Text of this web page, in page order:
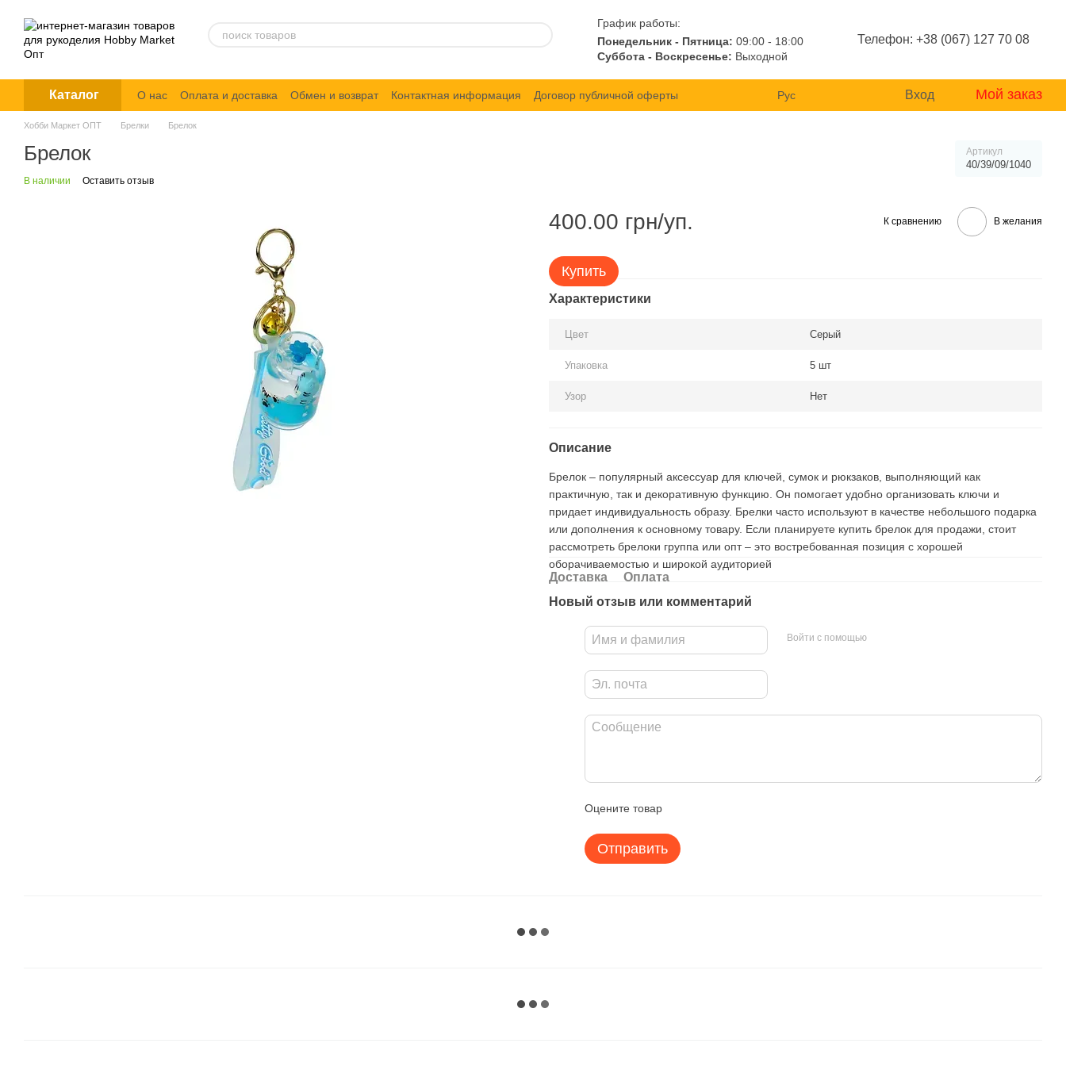
График работы:
Понедельник - Пятница: 09:00 - 18:00
Суббота - Воскресенье: Выходной
Телефон: +38 (067) 127 70 08
Каталог О нас Оплата и доставка Обмен и возврат Контактная информация
Договор публичной оферты
Политика конфиденциальности
Рус Вход Мой заказ
Хобби Маркет ОПТ Брелки Брелок
Брелок Артикул
40/39/09/1040
В наличии Оставить отзыв
400.00 грн/уп. К сравнению В желания
Купить
Характеристики
Цвет Серый
Упаковка 5 шт
Узор Нет
Описание
Брелок – популярный аксессуар для ключей, сумок и рюкзаков, выполняющий как
практичную, так и декоративную функцию. Он помогает удобно организовать ключи и
придает индивидуальность образу. Брелки часто используют в качестве небольшого подарка
или дополнения к основному товару. Если планируете купить брелок для продажи, стоит
рассмотреть брелоки группа или опт – это востребованная позиция с хорошей
оборачиваемостью и широкой аудиторией
Доставка
Оплата
Новый отзыв или комментарий
Войти с помощью
Оцените товар
Отправить